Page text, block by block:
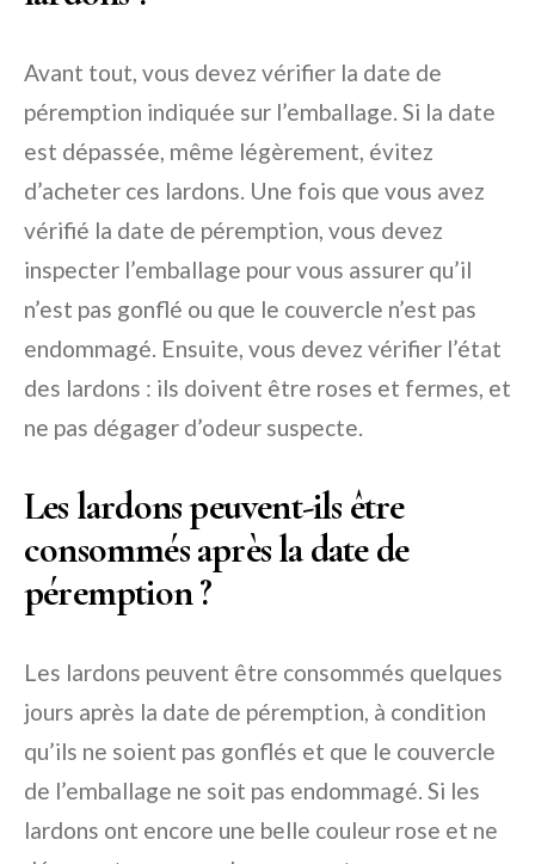
Avant tout, vous devez vérifier la date de
péremption indiquée sur l’emballage. Si la date
est dépassée, même légèrement, évitez
d’acheter ces lardons. Une fois que vous avez
vérifié la date de péremption, vous devez
inspecter l’emballage pour vous assurer qu’il
n’est pas gonflé ou que le couvercle n’est pas
endommagé. Ensuite, vous devez vérifier l’état
des lardons : ils doivent être roses et fermes, et
ne pas dégager d’odeur suspecte.
Les lardons peuvent-ils être
consommés après la date de
péremption ?
Les lardons peuvent être consommés quelques
jours après la date de péremption, à condition
qu’ils ne soient pas gonflés et que le couvercle
de l’emballage ne soit pas endommagé. Si les
lardons ont encore une belle couleur rose et ne